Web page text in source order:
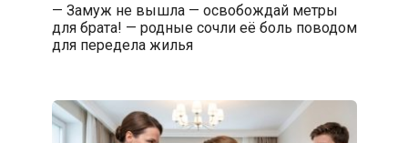
— Замуж не вышла — освобождай метры
для брата! — родные сочли её боль поводом
для передела жилья